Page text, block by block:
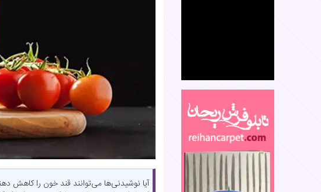
آیا نوشیدنی‌ها می‌توانند قند خون را کاهش